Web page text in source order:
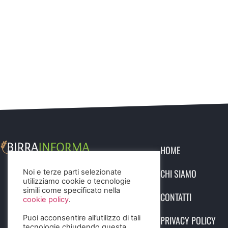
HOME
CHI SIAMO
CONTATTI
PRIVACY POLICY
Noi e terze parti selezionate
utilizziamo cookie o tecnologie
simili come specificato nella
cookie policy.
Puoi acconsentire all’utilizzo di tali